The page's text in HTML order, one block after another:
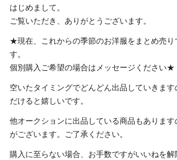
はじめまして。
ご覧いただき、ありがとうございます。
★現在、これからの季節のお洋服をまとめ売り
す。
個別購入ご希望の場合はメッセージください★
空いたタイミングでどんどん出品していきま
だけると嬉しいです。
他オークションに出品している商品もありま
がございます。ご了承ください。
購入に至らない場合、お手数ですがいいねを